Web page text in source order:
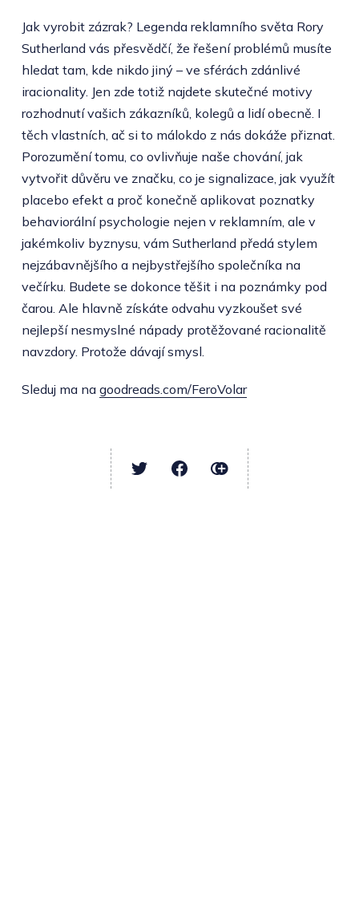
Jak vyrobit zázrak? Legenda reklamního světa Rory
Sutherland vás přesvědčí, že řešení problémů musíte
hledat tam, kde nikdo jiný – ve sférách zdánlivé
iracionality. Jen zde totiž najdete skutečné motivy
rozhodnutí vašich zákazníků, kolegů a lidí obecně. I
těch vlastních, ač si to málokdo z nás dokáže přiznat.
Porozumění tomu, co ovlivňuje naše chování, jak
vytvořit důvěru ve značku, co je signalizace, jak využít
placebo efekt a proč konečně aplikovat poznatky
behaviorální psychologie nejen v reklamním, ale v
jakémkoliv byznysu, vám Sutherland předá stylem
nejzábavnějšího a nejbystřejšího společníka na
večírku. Budete se dokonce těšit i na poznámky pod
čarou. Ale hlavně získáte odvahu vyzkoušet své
nejlepší nesmyslné nápady protěžované racionalitě
navzdory. Protože dávají smysl.
Sleduj ma na goodreads.com/FeroVolar